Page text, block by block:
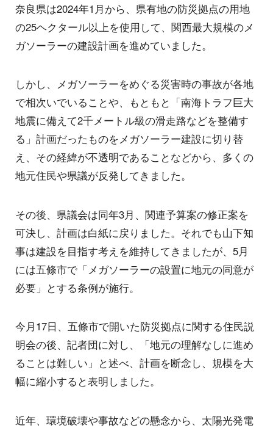
奈良県は2024年1月から、県有地の防災拠点の用地
の25ヘクタール以上を使用して、関西最大規模のメ
ガソーラーの建設計画を進めていました。
しかし、メガソーラーをめぐる災害時の事故が各地
で相次いでいることや、もともと「南海トラフ巨大
地震に備えて2千メートル級の滑走路などを整備す
る」計画だったものをメガソーラー建設に切り替
え、その経緯が不透明であることなどから、多くの
地元住民や県議が反発してきました。
その後、県議会は同年3月、関連予算案の修正案を
可決し、計画は白紙に戻りました。それでも山下知
事は建設を目指す考えを維持してきましたが、5月
には五條市で「メガソーラーの設置に地元の同意が
必要」とする条例が施行。
今月17日、五條市で開いた防災拠点に関する住民説
明会の後、記者団に対し、「地元の理解なしに進め
ることは難しい」と述べ、計画を断念し、規模を大
幅に縮小すると表明しました。
近年、環境破壊や事故などの懸念から、太陽光発電